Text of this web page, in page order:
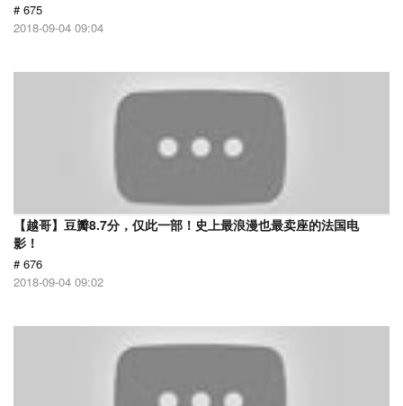
# 675
2018-09-04 09:04
【越哥】豆瓣8.7分，仅此一部！史上最浪漫也最卖座的法国电
影！
# 676
2018-09-04 09:02